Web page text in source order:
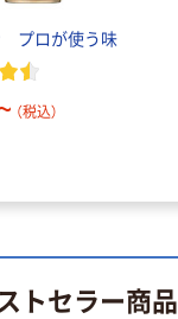
プロが使う味
（税込）
トセラー商品
ージ アスク
リジナル
140~ （税込）